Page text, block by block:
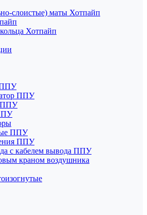
слоистые) маты Хотпайп
Хотпайп
ППУ
ППУ
ППУ
ППУ
ППУ
с кабелем вывода ППУ
краном воздушника